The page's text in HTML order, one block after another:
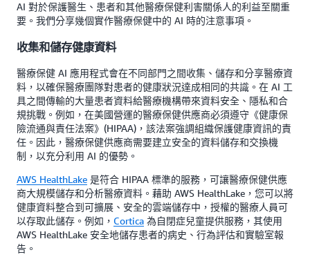
AI 對於保護醫生、患者和其他醫療保健利害關係人的利益至關重
要。我們分享幾個實作醫療保健中的 AI 時的注意事項。
收集和儲存健康資料
醫療保健 AI 應用程式會在不同部門之間收集、儲存和分享醫療資
料，以確保醫療團隊對患者的健康狀況達成相同的共識。在 AI 工
具之間傳輸的大量患者資料給醫療機構帶來資料安全、隱私和合
規挑戰。例如，在美國營運的醫療保健供應商必須遵守《健康保
險流通與責任法案》(HIPAA)，該法案強調組織保護健康資訊的責
任。因此，醫療保健供應商需要建立安全的資料儲存和交換機
制，以充分利用 AI 的優勢。
AWS HealthLake 是符合 HIPAA 標準的服務，可讓醫療保健供應
商大規模儲存和分析醫療資料。藉助 AWS HealthLake，您可以將
健康資料整合到可擴展、安全的雲端儲存中，授權的醫療人員可
以存取此儲存。例如， Cortica 為自閉症兒童提供服務，其使用
AWS HealthLake 安全地儲存患者的病史、行為評估和實驗室報
告。